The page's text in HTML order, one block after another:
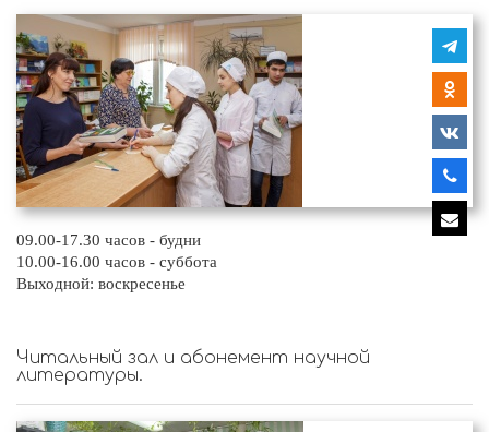
09.00-17.30 часов - будни
10.00-16.00 часов - суббота
Выходной: воскресенье
Читальный зал и абонемент научной
литературы.